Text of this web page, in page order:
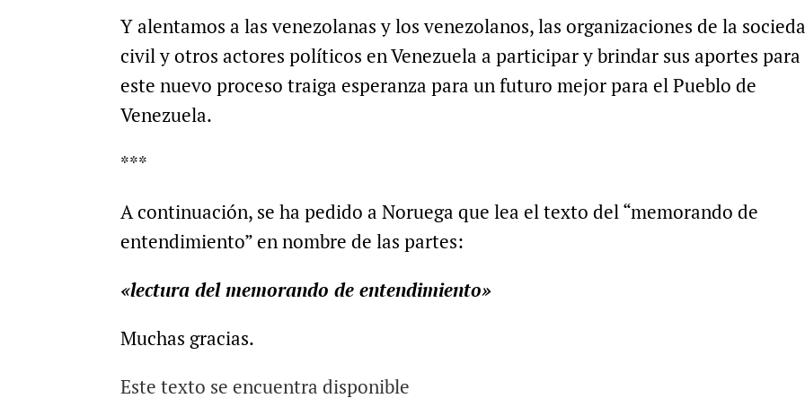
Y alentamos a las venezolanas y los venezolanos, las organizaciones de la
civil y otros actores políticos en Venezuela a participar y brindar sus aportes para
este nuevo proceso traiga esperanza para un futuro mejor para el Pueblo de
Venezuela.
***
A continuación, se ha pedido a Noruega que lea el texto del “memorando de
entendimiento” en nombre de las partes:
«lectura del memorando de entendimiento»
Muchas gracias.
Este texto se encuentra disponible